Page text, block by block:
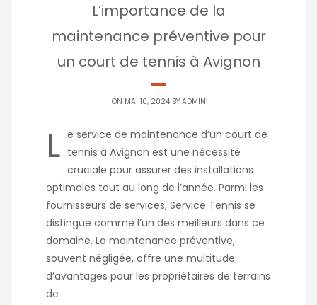
L’importance de la
maintenance préventive pour
un court de tennis à Avignon
ON MAI 10, 2024 BY ADMIN
L e service de maintenance d’un court de
tennis à Avignon est une nécessité
cruciale pour assurer des installations
optimales tout au long de l’année. Parmi les
fournisseurs de services, Service Tennis se
distingue comme l’un des meilleurs dans ce
domaine. La maintenance préventive,
souvent négligée, offre une multitude
d’avantages pour les propriétaires de terrains
de